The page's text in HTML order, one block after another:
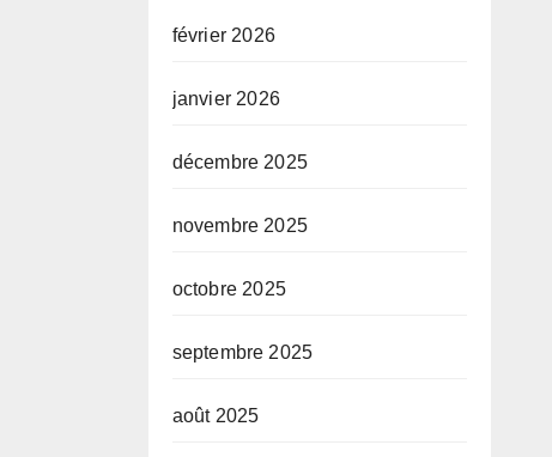
février 2026
janvier 2026
décembre 2025
novembre 2025
octobre 2025
septembre 2025
août 2025